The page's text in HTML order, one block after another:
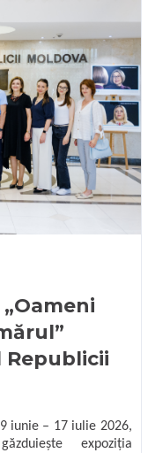
iunie – 17 iulie 2026,
expoziția